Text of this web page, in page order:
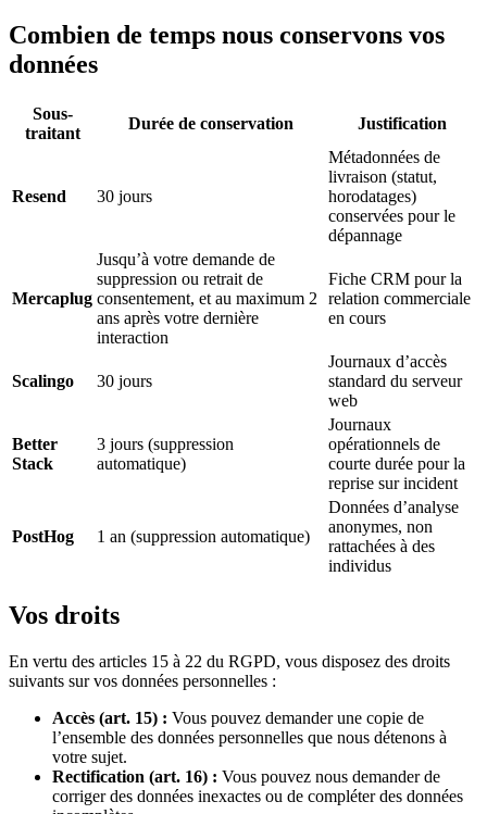
Combien de temps nous conservons vos
données
Sous-
traitant
Durée de conservation Justification
Resend 30 jours
Métadonnées de
livraison (statut,
horodatages)
conservées pour le
dépannage
Mercaplug
Jusqu’à votre demande de
suppression ou retrait de
consentement, et au maximum 2
ans après votre dernière
interaction
Fiche CRM pour la
relation commerciale
en cours
Scalingo 30 jours
Journaux d’accès
standard du serveur
web
Better
Stack
3 jours (suppression
automatique)
Journaux
opérationnels de
courte durée pour la
reprise sur incident
PostHog 1 an (suppression automatique)
Données d’analyse
anonymes, non
rattachées à des
individus
Vos droits
En vertu des articles 15 à 22 du RGPD, vous disposez des droits
suivants sur vos données personnelles :
Accès (art. 15) : Vous pouvez demander une copie de
l’ensemble des données personnelles que nous détenons à
votre sujet.
Rectification (art. 16) : Vous pouvez nous demander de
corriger des données inexactes ou de compléter des données